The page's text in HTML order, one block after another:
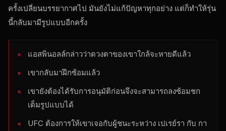
ครั้งเปลี่ยนบรรยากาศไป มันยังไม่แก้ปัญหาทุกอย่าง แต่ก็ทำให้รุ่น
นี้กลับมามีรูปแบบอีกครั้ง
แอสพินอลล์กล่าวว่าดวงตาของเขาใกล้จะหายดีแล้ว
เขากลับมาฝึกซ้อมแล้ว
เขายังต้องได้รับการอนุมัติก่อนจึงจะสามารถลงซ้อมชก
เต็มรูปแบบได้
UFC ต้องการให้เขาเจอกับผู้ชนะระหว่าง เปเรย์รา กับ กา